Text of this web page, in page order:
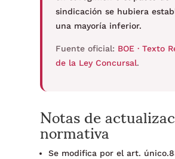
sindicación se hubiera
una mayoría inferior.
Fuente oficial: BOE · Texto
de la Ley Concursal.
Notas de
normativa
Se modifica por el art.